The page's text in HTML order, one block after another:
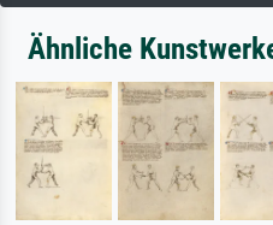
Ähnliche